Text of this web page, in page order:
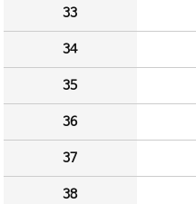
33
34
35
36
37
38